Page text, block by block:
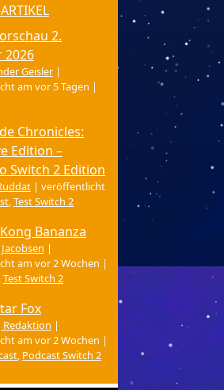
2.
2026
Geisler|
am vor 5 Tagen |
Chronicles:
Edition –
Switch 2 Edition
| veröffentlicht
,Test Switch 2
Bananza
|
am vor 2 Wochen |
Test Switch 2
Fox
Redaktion |
am vor 2 Wochen |
, Podcast Switch 2